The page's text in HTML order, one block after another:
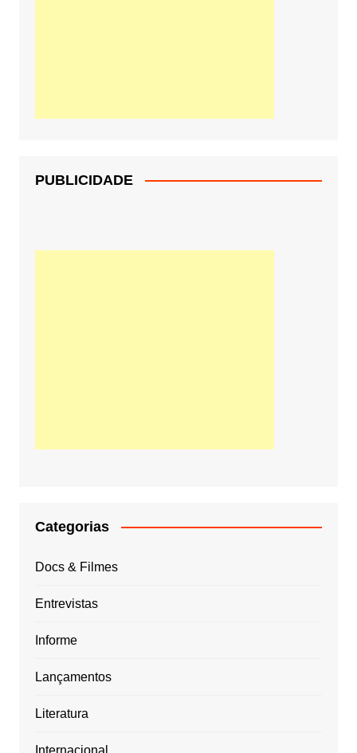
PUBLICIDADE
Categorias
Docs & Filmes
Entrevistas
Informe
Lançamentos
Literatura
Internacional